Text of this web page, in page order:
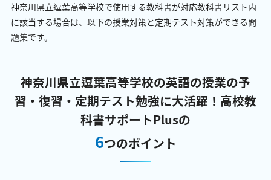
神奈川県立逗葉高等学校で使用する教科書が対応教科書リスト内
に該当する場合は、以下の授業対策と定期テスト対策ができる問
題集です。
神奈川県立逗葉高等学校の英語の授業の予
習・復習・定期テスト勉強に大活躍！ 高校教
科書サポートPlusの
6つのポイント